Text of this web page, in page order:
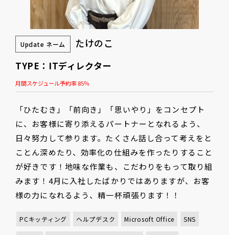
Update ネーム たけのこ
TYPE：ITディレクター
月間スケジュール予約率 85％
「ひたむき」「前向き」「思いやり」をコンセプト
に、お客様に寄り添えるパートナーとなれるよう、
日々努力して参ります。たくさん話し合って考えをと
ことん深めたり、効率化の仕組みを作ったりすること
が好きです！地味な作業も、こだわりをもって取り組
みます！4月に入社したばかりではありますが、お客
様の力になれるよう、精一杯頑張ります！！
PCキッティング ヘルプデスク Microsoft Office SNS